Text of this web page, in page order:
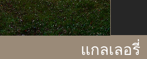
แกลเลอรี่